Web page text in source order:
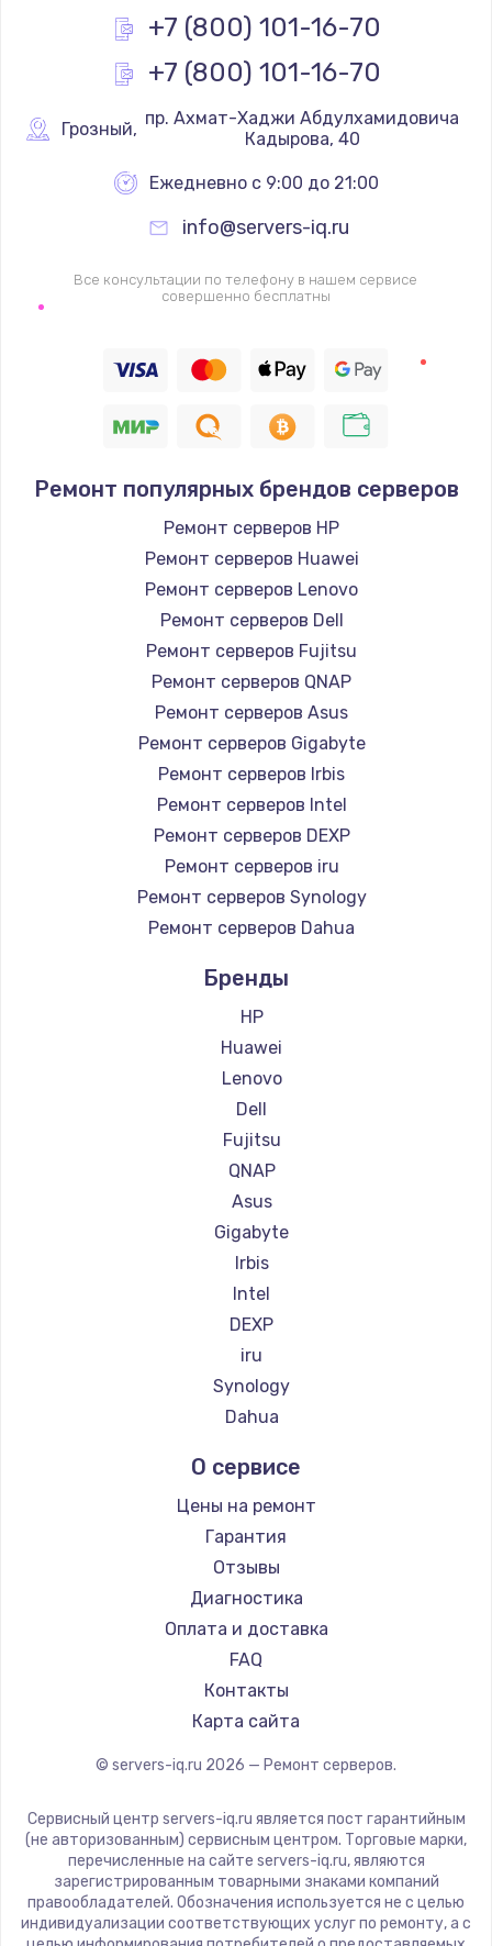
+7 (800) 101-16-70
+7 (800) 101-16-70
Грозный,
Кадырова, 40
Ежедневно с 9:00 до 21:00
info@servers-iq.ru
Все консультации по телефону в нашем сервисе
совершенно бесплатны
Ремонт популярных брендов серверов
Ремонт серверов HP
Ремонт серверов Huawei
Ремонт серверов Lenovo
Ремонт серверов Dell
Ремонт серверов Fujitsu
Ремонт серверов QNAP
Ремонт серверов Asus
Ремонт серверов Gigabyte
Ремонт серверов Irbis
Ремонт серверов Intel
Ремонт серверов DEXP
Ремонт серверов iru
Ремонт серверов Synology
Ремонт серверов Dahua
Бренды
HP
Huawei
Lenovo
Dell
Fujitsu
QNAP
Asus
Gigabyte
Irbis
Intel
DEXP
iru
Synology
Dahua
О сервисе
Цены на ремонт
Гарантия
Отзывы
Диагностика
Оплата и доставка
FAQ
Контакты
Карта сайта
© servers-iq.ru 2026 — Ремонт серверов.
Сервисный центр servers-iq.ru является пост гарантийным
(не авторизованным) сервисным центром. Торговые марки,
перечисленные на сайте servers-iq.ru, являются
зарегистрированным товарными знаками компаний
правообладателей. Обозначения используется не с целью
индивидуализации соответствующих услуг по ремонту, а с